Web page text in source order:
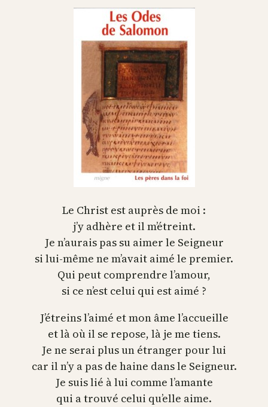
Le Christ est auprès de moi :
j’y adhère et il m’étreint.
Je n’aurais pas su aimer le Seigneur
si lui-même ne m’avait aimé le premier.
Qui peut comprendre l’amour,
si ce n’est celui qui est aimé ?
J’étreins l’aimé et mon âme l’accueille
et là où il se repose, là je me tiens.
Je ne serai plus un étranger pour lui
car il n’y a pas de haine dans le Seigneur.
Je suis lié à lui comme l’amante
qui a trouvé celui qu’elle aime.